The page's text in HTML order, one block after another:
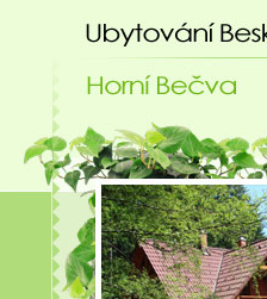
Ubytování